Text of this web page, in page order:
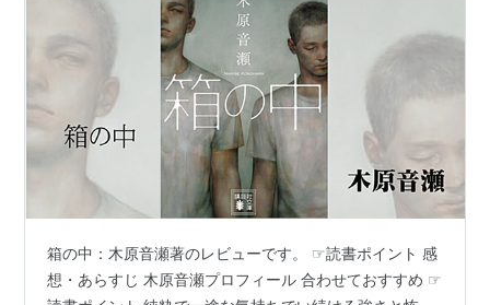
『COLD SLEEP』 （
ISBN:4835215249
ス・2003/12/18）
『COLD LIGHT』 （ISBN:4835215710
ス・2004/04/15）
『COLD FEVER』 （ISBN:483521627X・ビブロ
ス・2004/08/18）
『Don't Worry Mama』 （ISBN:4835217144 ・ビ
ブロス・2005/03/18）
『脱がない男(上) Don't Worry Mamaシリーズ』
（ ISBN:4835217748・ビブロス・2005/08/17）
箱の中：木原音瀬著のレビューです。 ☞読書ポイント 感
想・あらすじ 木原音瀬プロフィール 合わせておすすめ ☞